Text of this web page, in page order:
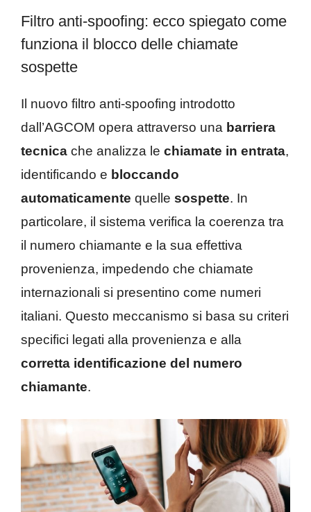
Filtro anti-spoofing: ecco spiegato come
funziona il blocco delle chiamate
sospette
Il nuovo filtro anti-spoofing introdotto
dall’AGCOM opera attraverso una barriera
tecnica che analizza le chiamate in entrata,
identificando e bloccando
automaticamente quelle sospette. In
particolare, il sistema verifica la coerenza tra
il numero chiamante e la sua effettiva
provenienza, impedendo che chiamate
internazionali si presentino come numeri
italiani. Questo meccanismo si basa su criteri
specifici legati alla provenienza e alla
corretta identificazione del numero
chiamante.